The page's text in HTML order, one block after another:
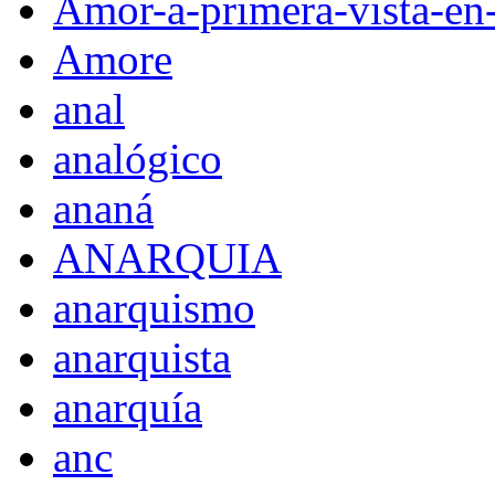
Amor-a-primera-vista-
Amore
anal
analógico
ananá
ANARQUIA
anarquismo
anarquista
anarquía
anc